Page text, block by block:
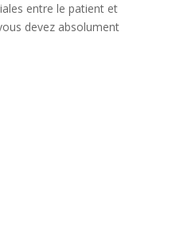
entre le patient et
devez absolument